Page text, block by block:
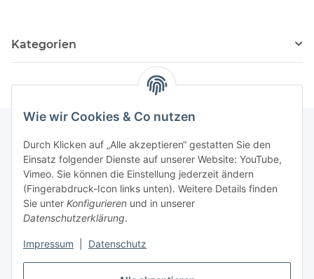
Wie wir Cookies & Co nutzen
Durch Klicken auf „Alle akzeptieren“ gestatten Sie den
Einsatz folgender Dienste auf unserer Website: YouTube,
Vimeo. Sie können die Einstellung jederzeit ändern
(Fingerabdruck-Icon links unten). Weitere Details finden
Sie unter Konfigurieren und in unserer
Datenschutzerklärung.
Impressum Datenschutz
Kategorien
Informationen
Gesetzliche Informationen